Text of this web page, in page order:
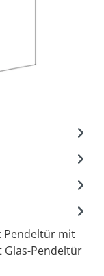
Pendeltür mit
Glas-Pendeltür